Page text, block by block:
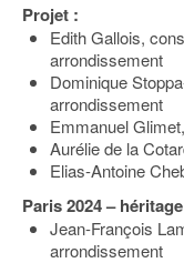
Projet :
Edith Gallois,
arrondissement
Dominique
arrondissement
Emmanuel
Aurélie de la
Elias-Antoine
Paris 2024 –
Jean-François
arrondissement